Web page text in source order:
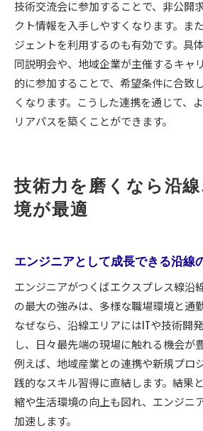
技術交流会に参加することで、非公開
クト情報を入手しやすくなります。ま
ジェントを利用するのも有効です。具
同説明会や、地域企業が主催するキャ
的に参加することで、希望条件に合致
くなります。こうした連携を通じて、
リアパスを築くことができます。
技術力を磨くなら沿
境が最適
エンジニアとして成長できる沿線
エンジニアがつくばエクスプレス線沿
の最大の強みは、多様な職場環境と通
なぜなら、沿線エリアにはITや技術開
し、日々最先端の現場に触れる機会が
例えば、地域産業との連携や新規プロ
践的なスキル習得に直結します。結果
縮や生活環境の向上も図れ、エンジニ
加速します。